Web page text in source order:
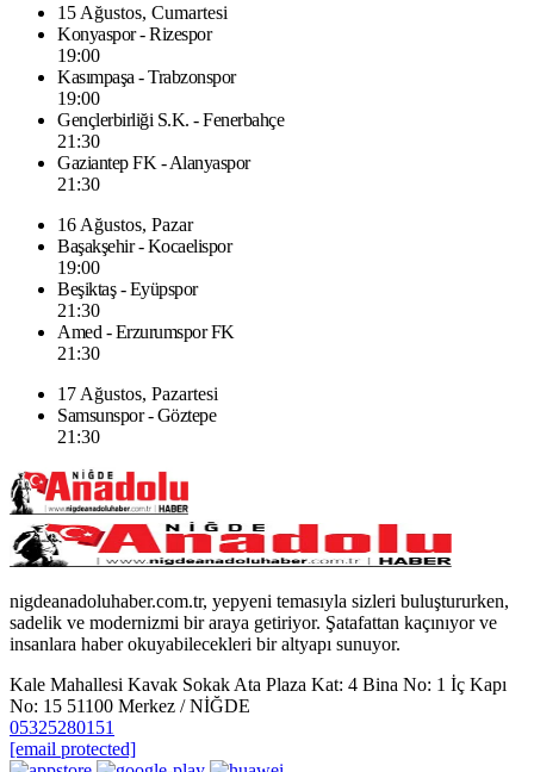
15 Ağustos, Cumartesi
Konyaspor - Rizespor
19:00
Kasımpaşa - Trabzonspor
19:00
Gençlerbirliği S.K. - Fenerbahçe
21:30
Gaziantep FK - Alanyaspor
21:30
16 Ağustos, Pazar
Başakşehir - Kocaelispor
19:00
Beşiktaş - Eyüpspor
21:30
Amed - Erzurumspor FK
21:30
17 Ağustos, Pazartesi
Samsunspor - Göztepe
21:30
nigdeanadoluhaber.com.tr, yepyeni temasıyla sizleri buluştururken,
sadelik ve modernizmi bir araya getiriyor. Şatafattan kaçınıyor ve
insanlara haber okuyabilecekleri bir altyapı sunuyor.
Kale Mahallesi Kavak Sokak Ata Plaza Kat: 4 Bina No: 1 İç Kapı
No: 15 51100 Merkez / NİĞDE
05325280151
[email protected]